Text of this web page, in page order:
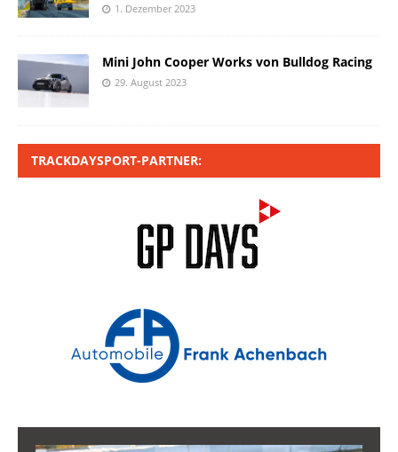
1. Dezember 2023
Mini John Cooper Works von Bulldog Racing
29. August 2023
TRACKDAYSPORT-PARTNER: